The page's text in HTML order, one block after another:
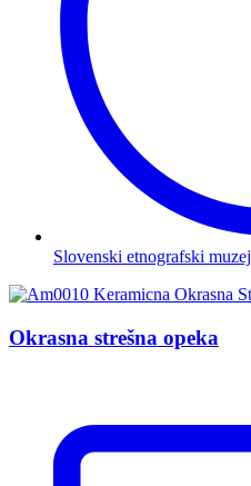
Slovenski etnografski muzej
Okrasna strešna opeka